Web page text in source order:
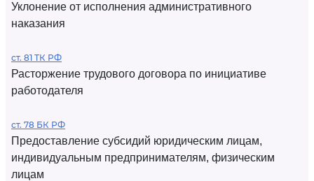
Уклонение от исполнения административного
наказания
ст. 81 ТК РФ
Расторжение трудового договора по инициативе
работодателя
ст. 78 БК РФ
Предоставление субсидий юридическим лицам,
индивидуальным предпринимателям, физическим
лицам